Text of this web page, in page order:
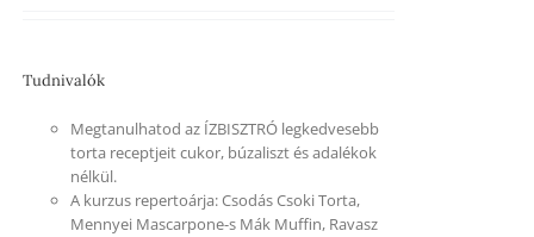
Tudnivalók
Megtanulhatod az ÍZBISZTRÓ legkedvesebb
torta receptjeit cukor, búzaliszt és adalékok
nélkül.
A kurzus repertoárja: Csodás Csoki Torta,
Mennyei Mascarpone-s Mák Muffin, Ravasz